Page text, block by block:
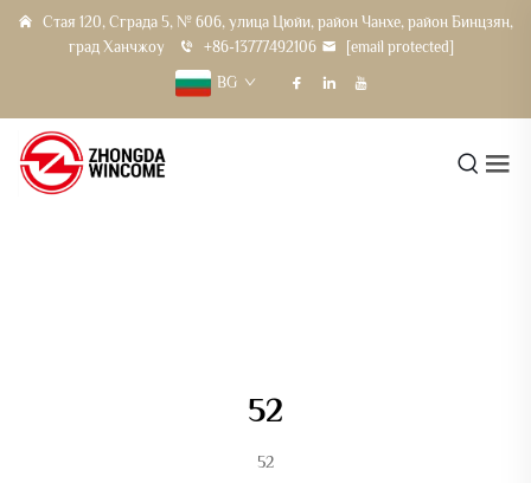
Стая 120, Сграда 5, № 606, улица Цюйи, район Чанхе, район Бинцзян,
град Ханчжоу
+86-13777492106
[email protected]
BG
52
52